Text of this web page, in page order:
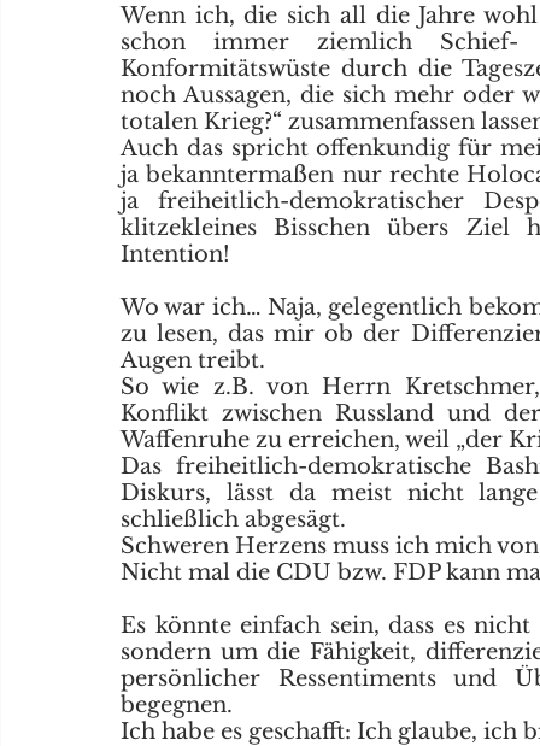
Wenn ich, die sich all die Jahre
schon immer ziemlich Schief-
Konformitätswüste durch die
noch Aussagen, die sich mehr oder
totalen Krieg?“ zusammenfassen
Auch das spricht offenkundig für
ja bekanntermaßen nur rechte
ja freiheitlich-demokratischer
klitzekleines Bisschen übers Ziel
Intention!
Wo war ich… Naja, gelegentlich
zu lesen, das mir ob der
Augen treibt.
So wie z.B. von Herrn
Konflikt zwischen Russland und
Waffenruhe zu erreichen, weil „der
Das freiheitlich-demokratische
Diskurs, lässt da meist nicht
schließlich abgesägt.
Schweren Herzens muss ich mich
Nicht mal die CDU bzw. FDP kann
Es könnte einfach sein, dass es
sondern um die Fähigkeit,
persönlicher Ressentiments und
begegnen.
Ich habe es geschafft: Ich glaube, ich